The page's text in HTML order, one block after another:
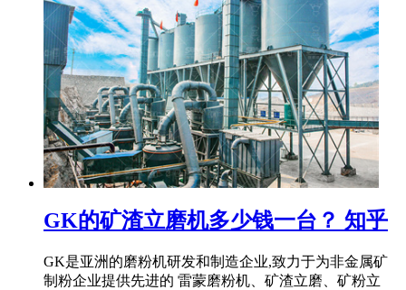
GK的矿渣立磨机多少钱一台？ 知乎
GK是亚洲的磨粉机研发和制造企业,致力于为非金属矿
制粉企业提供先进的 雷蒙磨粉机、矿渣立磨、矿粉立